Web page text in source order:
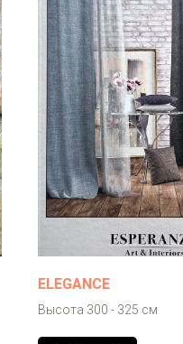
ELEGANCE
Высота 300 - 325 см